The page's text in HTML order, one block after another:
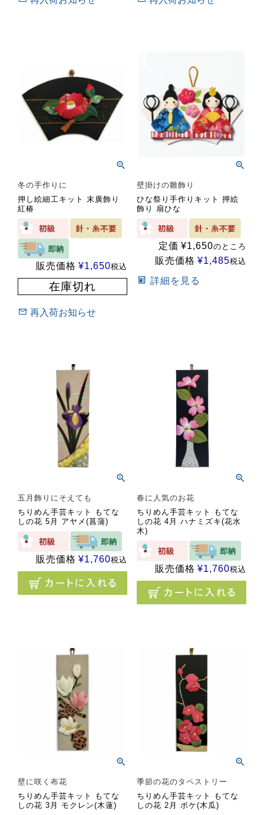
冬の手作りに
押し絵細工キット 末廣飾り
紅椿
販売価格 ¥1,650税込
在庫切れ
再入荷お知らせ
壁掛けの雛飾り
ひな祭り手作りキット 押絵
飾り 扇ひな
定価 ¥1,650のところ
販売価格 ¥1,485税込
詳細を見る
五月飾りにそえても
ちりめん手芸キット もてな
しの花 5月 アヤメ(菖蒲)
販売価格 ¥1,760税込
春に人気のお花
ちりめん手芸キット もてな
しの花 4月 ハナミズキ(花水
木)
販売価格 ¥1,760税込
壁に咲く布花
ちりめん手芸キット もてな
しの花 3月 モクレン(木蓮)
季節の花のタペストリー
ちりめん手芸キット もてな
しの花 2月 ボケ(木瓜)